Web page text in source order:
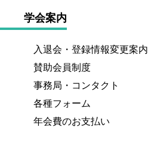
歴
代
長
一
覧
年
次
報
告・
終
了
た
イ
ベ
ン
ト
覧
ル
会
賞
績
賞
奨
最
新
の
目
次
若
手
研
究
公
式
文
誌”JDDST”
出
版
物
師
一
製
剤
技
認
定
医
薬
分
推
進
員
会
吸
収
経
皮
投
与
製
剤
学会案内
入退会・登録情報変更案内
賛助会員制度
事務局・コンタクト
個
情
各種フォーム
年会費のお支払い